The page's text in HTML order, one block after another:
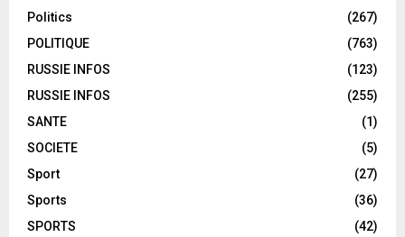
Politics
(267)
POLITIQUE
(763)
RUSSIE INFOS
(123)
RUSSIE INFOS
(255)
SANTE
(1)
SOCIETE
(5)
Sport
(27)
Sports
(36)
SPORTS
(42)